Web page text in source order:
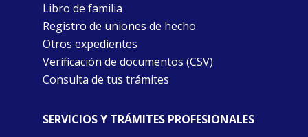
Libro de familia
Registro de uniones de hecho
Otros expedientes
Verificación de documentos (CSV)
Consulta de tus trámites
SERVICIOS Y TRÁMITES PROFESIONALES